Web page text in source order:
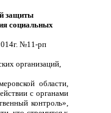
защиты
социальных
№11-рп
организаций,
области,
с органами
контроль»,